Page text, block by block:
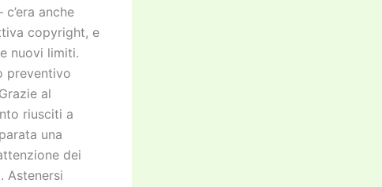
anche
copyright, e
nuovi limiti.
preventivo
al
riusciti a
una
dei
. Astenersi